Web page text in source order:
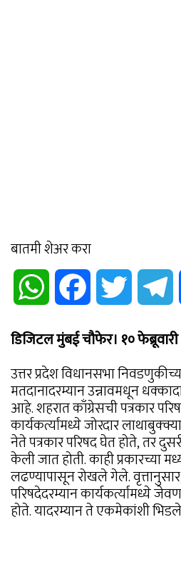
बातमी शेअर करा
WhatsApp Facebook Twitter
डिजिटल मुंबई चौफेर। १०
उत्तर प्रदेश विधानसभा
मतदानादरम्यान उन्नावमधून
आहे. शहरात काँग्रेसची पत्रकार
कार्यकर्त्यांमध्ये जोरदार
नेते पत्रकार परिषद घेत होते, तर
केली जात होती. काही प्रकारच्या
लढण्यापासून रोखले गेले.
परिषदेदरम्यान कार्यकर्त्यांमध्ये
होते. यादरम्यान ते एकमेकांशी